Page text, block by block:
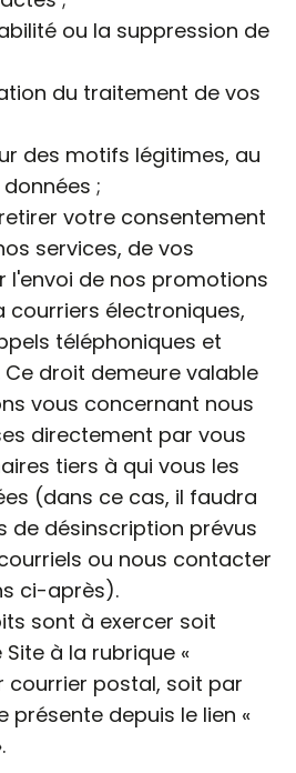
ou la suppression de
du traitement de vos
des motifs légitimes, au
;
votre consentement
services, de vos
l'envoi de nos promotions
courriers électroniques,
téléphoniques et
droit demeure valable
vous concernant nous
directement par vous
tiers à qui vous les
(dans ce cas, il faudra
de désinscription prévus
ou nous contacter
ci-après).
sont à exercer soit
à la rubrique «
courrier postal, soit par
présente depuis le lien «